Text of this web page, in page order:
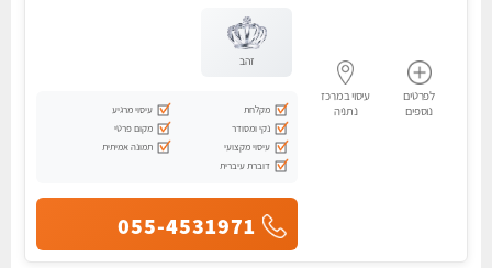
לפרטים
נוספים
עיסוי במרכז
נתניה
זהב
מקלחת
עיסוי מרגיע
נקי ומסודר
מקום פרטי
עיסוי מקצועי
תמונה אמיתית
דוברת עיברית
055-4531971